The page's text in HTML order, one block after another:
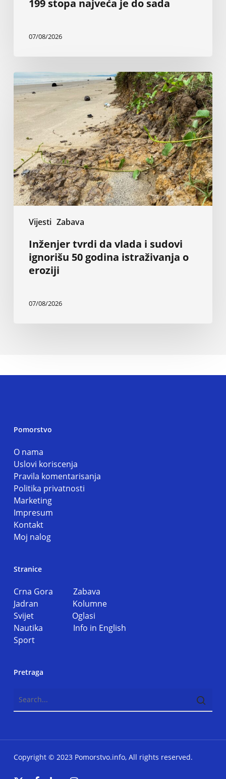
199 stopa najveća je do sada
07/08/2026
Vijesti Zabava
Inženjer
tvrdi
da
i
sudovi
ignorišu
50
godina
istraživanja
o
Inženjer tvrdi da vlada i sudovi
ignorišu 50 godina istraživanja o
eroziji
07/08/2026
Pomorstvo
O nama
Uslovi koriscenja
Pravila komentarisanja
Politika privatnosti
Marketing
Impresum
Kontakt
Moj nalog
Stranice
Crna Gora Zabava
Jadran Kolumne
Svijet Oglasi
Nautika Info in English
Sport
Pretraga
Copyright © 2023 Pomorstvo.info, All rights reserved.